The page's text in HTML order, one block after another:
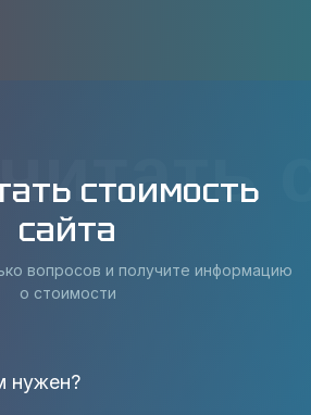
стоимость
сайта
вопросов и получите информацию
о стоимости
нужен?